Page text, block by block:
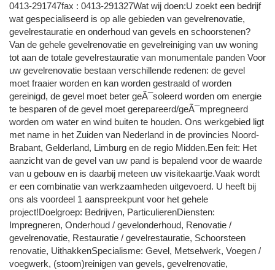
0413-291747fax : 0413-291327Wat wij doen:U zoekt een bedrijf
wat gespecialiseerd is op alle gebieden van gevelrenovatie,
gevelrestauratie en onderhoud van gevels en schoorstenen?
Van de gehele gevelrenovatie en gevelreiniging van uw woning
tot aan de totale gevelrestauratie van monumentale panden Voor
uw gevelrenovatie bestaan verschillende redenen: de gevel
moet fraaier worden en kan worden gestraald of worden
gereinigd, de gevel moet beter geÃ¯soleerd worden om energie
te besparen of de gevel moet gerepareerd/geÃ¯mpregneerd
worden om water en wind buiten te houden. Ons werkgebied ligt
met name in het Zuiden van Nederland in de provincies Noord-
Brabant, Gelderland, Limburg en de regio Midden.Een feit: Het
aanzicht van de gevel van uw pand is bepalend voor de waarde
van u gebouw en is daarbij meteen uw visitekaartje.Vaak wordt
er een combinatie van werkzaamheden uitgevoerd. U heeft bij
ons als voordeel 1 aanspreekpunt voor het gehele
project!Doelgroep: Bedrijven, ParticulierenDiensten:
Impregneren, Onderhoud / gevelonderhoud, Renovatie /
gevelrenovatie, Restauratie / gevelrestauratie, Schoorsteen
renovatie, UithakkenSpecialisme: Gevel, Metselwerk, Voegen /
voegwerk, (stoom)reinigen van gevels, gevelrenovatie,